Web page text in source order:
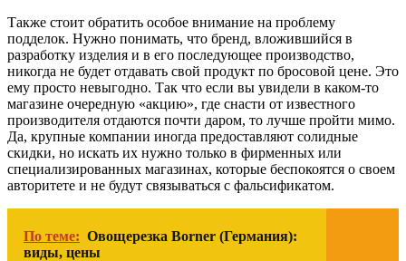
Также стоит обратить особое внимание на проблему
подделок. Нужно понимать, что бренд, вложившийся в
разработку изделия и в его последующее производство,
никогда не будет отдавать свой продукт по бросовой цене. Это
ему просто невыгодно. Так что если вы увидели в каком-то
магазине очередную «акцию», где снасти от известного
производителя отдаются почти даром, то лучше пройти мимо.
Да, крупные компании иногда предоставляют солидные
скидки, но искать их нужно только в фирменных или
специализированных магазинах, которые беспокоятся о своем
авторитете и не будут связываться с фальсификатом.
По теме: Овощерезка Borner (Германия):
виды, цены